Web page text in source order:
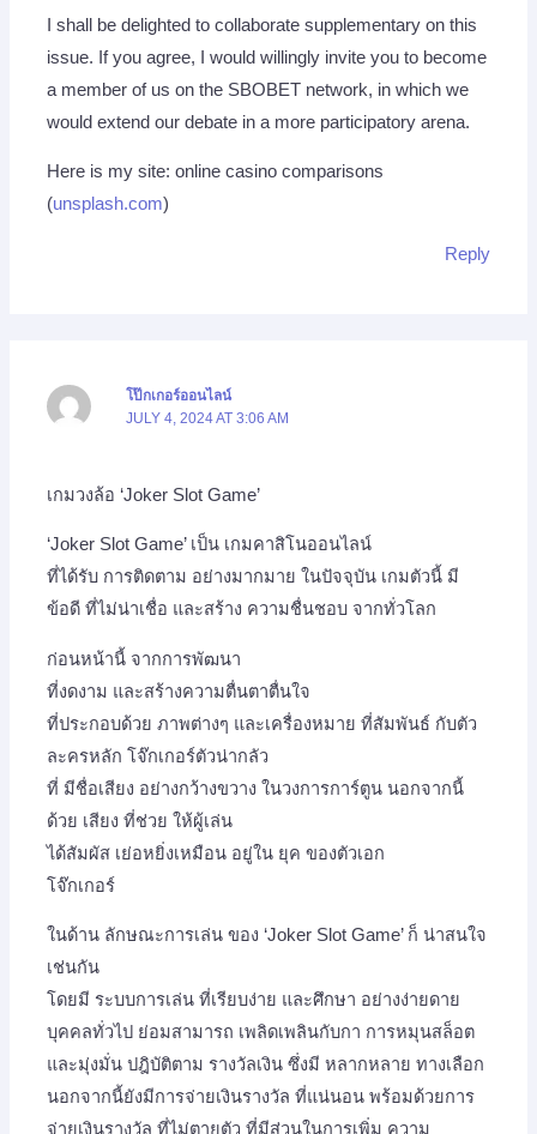
I shall be delighted to collaborate supplementary on this
issue. If you agree, I would willingly invite you to become
a member of us on the SBOBET network, in which we
would extend our debate in a more participatory arena.
Here is my site: online casino comparisons
(unsplash.com)
Reply
โป๊กเกอร์ออนไลน์
JULY 4, 2024 AT 3:06 AM
เกมวงล้อ ‘Joker Slot Game’
‘Joker Slot Game’ เป็น เกมคาสิโนออนไลน์
ที่ได้รับ การติดตาม อย่างมากมาย ในปัจจุบัน เกมตัวนี้ มี
ข้อดี ที่ไม่น่าเชื่อ และสร้าง ความชื่นชอบ จากทั่วโลก
ก่อนหน้านี้ จากการพัฒนา
ที่งดงาม และสร้างความตื่นตาตื่นใจ
ที่ประกอบด้วย ภาพต่างๆ และเครื่องหมาย ที่สัมพันธ์ กับตัว
ละครหลัก โจ๊กเกอร์ตัวน่ากลัว
ที่ มีชื่อเสียง อย่างกว้างขวาง ในวงการการ์ตูน นอกจากนี้
ด้วย เสียง ที่ช่วย ให้ผู้เล่น
ได้สัมผัส เย่อหยิ่งเหมือน อยู่ใน ยุค ของตัวเอก
โจ๊กเกอร์
ในด้าน ลักษณะการเล่น ของ ‘Joker Slot Game’ ก็ น่าสนใจ
เช่นกัน
โดยมี ระบบการเล่น ที่เรียบง่าย และศึกษา อย่างง่ายดาย
บุคคลทั่วไป ย่อมสามารถ เพลิดเพลินกับกา การหมุนสล็อต
และมุ่งมั่น ปฎิบัติตาม รางวัลเงิน ซึ่งมี หลากหลาย ทางเลือก
นอกจากนี้ยังมีการจ่ายเงินรางวัล ที่แน่นอน พร้อมด้วยการ
จ่ายเงินรางวัล ที่ไม่ตายตัว ที่มีส่วนในการเพิ่ม ความ